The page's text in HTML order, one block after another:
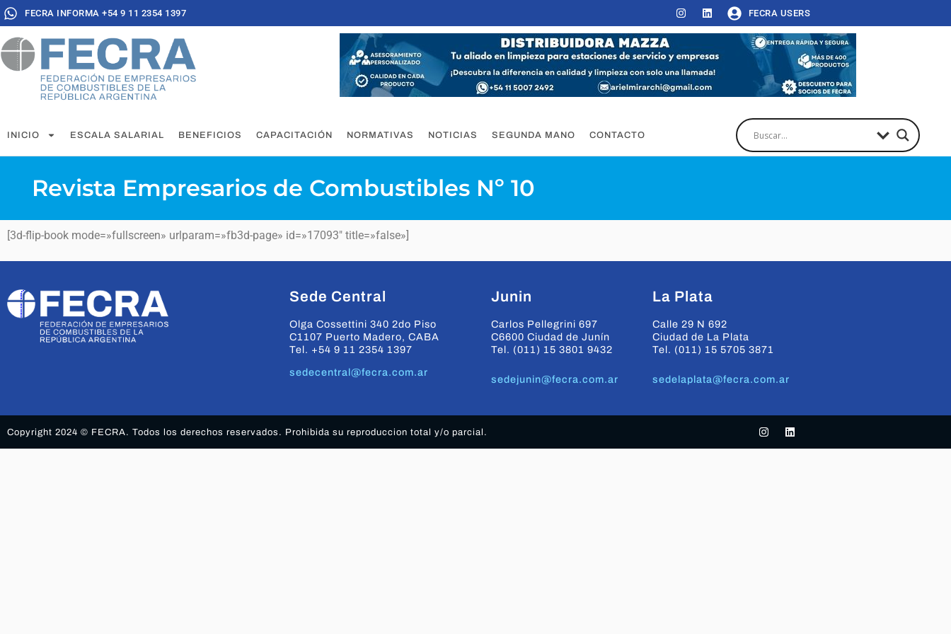
FECRA INFORMA +54 9 11 2354 1397 FECRA USERS
INICIO ESCALA SALARIAL BENEFICIOS CAPACITACIÓN NORMATIVAS NOTICIAS SEGUNDA MANO CONTACTO
Revista Empresarios de Combustibles Nº 10
[3d-flip-book mode=»fullscreen» urlparam=»fb3d-page» id=»17093″ title=»false»]
Sede Central
Olga Cossettini 340 2do Piso
C1107 Puerto Madero, CABA
Tel. +54 9 11 2354 1397
sedecentral@fecra.com.ar
Junin
Carlos Pellegrini 697
C6600 Ciudad de Junín
Tel. (011) 15 3801 9432
sedejunin@fecra.com.ar
La Plata
Calle 29 N 692
Ciudad de La Plata
Tel. (011) 15 5705 3871
sedelaplata@fecra.com.ar
Copyright 2024 © FECRA. Todos los derechos reservados. Prohibida su reproduccion total y/o parcial.